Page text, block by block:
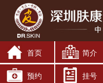
首页 简介
预约 挂号